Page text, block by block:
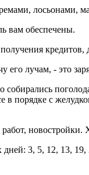
лосьонами,
вам обеспечены.
кредитов,
его лучам, - это
в порядке с
3, 5, 12, 13, 19,